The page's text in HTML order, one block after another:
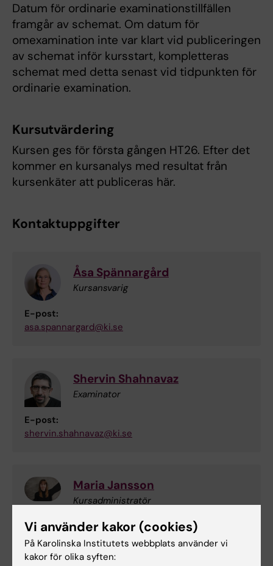
Datum för ordinarie examinationstillfällen
framgår av schemat. Om datum för
omexamination inte var klart vid publiceringen
av schemat inför kursstart, kompletteras
schemat med detta senast vid tidpunkten för
ordinarie examination.
Kursutvärdering
Kursen ges för första gången HT26. Efter det
kommer en kursanalys med resultat från
kursenkäter att publiceras här.
Kontaktuppgifter
Åsa Spännargård
Kursansvarig
E-post:
asa.spannargard@ki.se
Shervin Shahnavaz
Examinator
E-post:
shervin.shahnavaz@ki.se
Maria Jansson
Kursadministratör
Telefon:
+46852483396
E-post:
Vi använder kakor (cookies)
På Karolinska Institutets webbplats använder vi
kakor för olika syften: